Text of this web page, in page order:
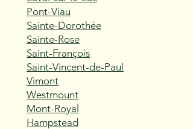
Pont-Viau
Sainte-Dorothée
Sainte-Rose
Saint-François
Saint-Vincent-de-Paul
Vimont
Westmount
Mont-Royal
Hampstead